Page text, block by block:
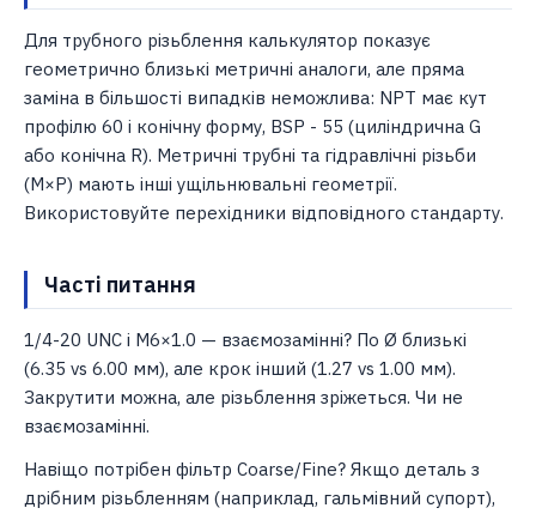
Для трубного різьблення калькулятор показує
геометрично близькі метричні аналоги, але пряма
заміна в більшості випадків неможлива: NPT має кут
профілю 60 і конічну форму, BSP - 55 (циліндрична G
або конічна R). Метричні трубні та гідравлічні різьби
(M×P) мають інші ущільнювальні геометрії.
Використовуйте перехідники відповідного стандарту.
Часті питання
1/4-20 UNC і M6×1.0 — взаємозамінні? По Ø близькі
(6.35 vs 6.00 мм), але крок інший (1.27 vs 1.00 мм).
Закрутити можна, але різьблення зріжеться. Чи не
взаємозамінні.
Навіщо потрібен фільтр Coarse/Fine? Якщо деталь з
дрібним різьбленням (наприклад, гальмівний супорт),